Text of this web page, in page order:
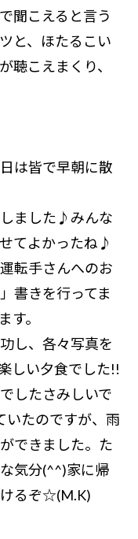
聞こえると言う
と、ほたるこい
聴こえまくり、
は皆で早朝に散
ました♪みんな
てよかったね♪
転手さんへのお
書きを行ってま
す。
し、各々写真を
しい夕食でした!!
したさみしいで
いたのですが、雨
できました。た
気分(^^)家に帰
るぞ☆(M.K)